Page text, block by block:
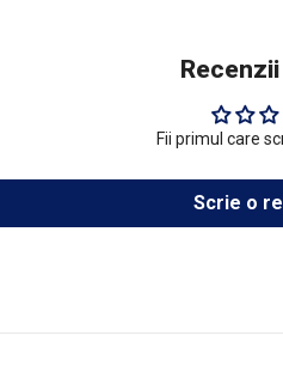
Fii primul care
Scrie o